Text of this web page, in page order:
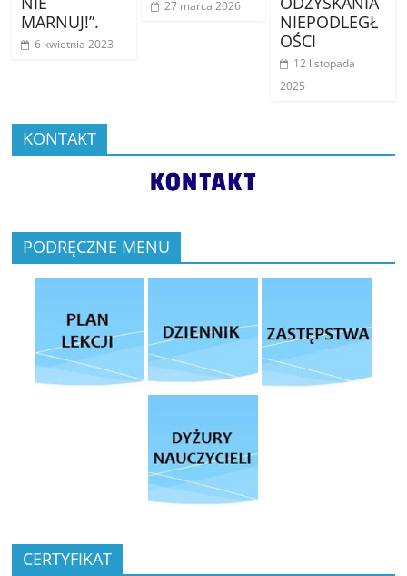
MARNUJ!”.
6 kwietnia 2023
27 marca 2026
NIEPODLEGŁ
OŚCI
12 listopada
2025
KONTAKT
PODRĘCZNE MENU
CERTYFIKAT